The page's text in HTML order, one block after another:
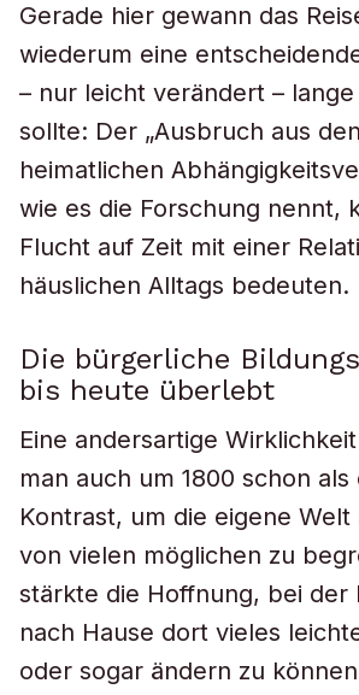
Gerade hier gewann das
wiederum eine
– nur leicht verändert –
sollte: Der „Ausbruch aus
heimatlichen
wie es die Forschung nennt,
Flucht auf Zeit mit einer
häuslichen Alltags bedeuten.
Die bürgerliche
bis heute überlebt
Eine andersartige
man auch um 1800 schon
Kontrast, um die eigene Welt
von vielen möglichen zu
stärkte die Hoffnung, bei der
nach Hause dort vieles
oder sogar ändern zu